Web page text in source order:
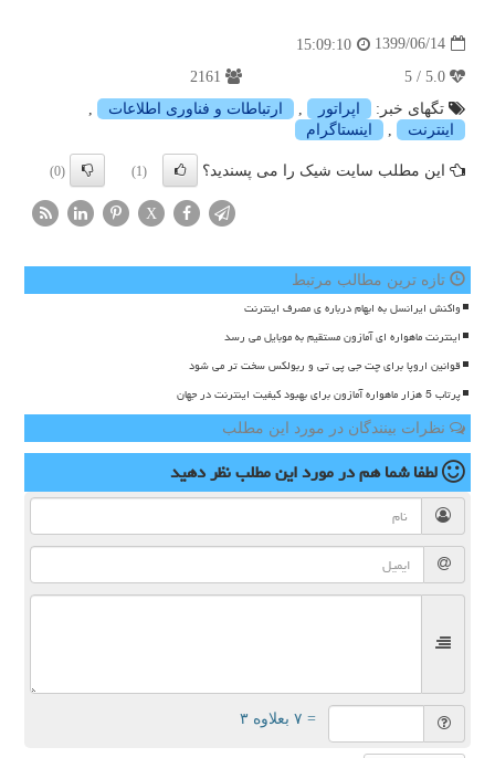
1399/06/14
15:09:10
تگهای خبر:
اپراتور , ارتباطات و فناوری اطلاعات
,
اینترنت
, اینستاگرام
این مطلب سایت شیک را می پسندید؟ (1)
(0)
X
تازه ترین مطالب مرتبط
واکنش ایرانسل به ابهام درباره ی مصرف اینترنت
اینترنت ماهواره ای آمازون مستقیم به موبایل می رسد
قوانین اروپا برای چت جی پی تی و ربولکس سخت تر می شود
پرتاب 5 هزار ماهواره آمازون برای بهبود کیفیت اینترنت در جهان
نظرات بینندگان در مورد این مطلب
لطفا شما همدر مورد این مطلبنظر دهید
= ۷ بعلاوه ۳